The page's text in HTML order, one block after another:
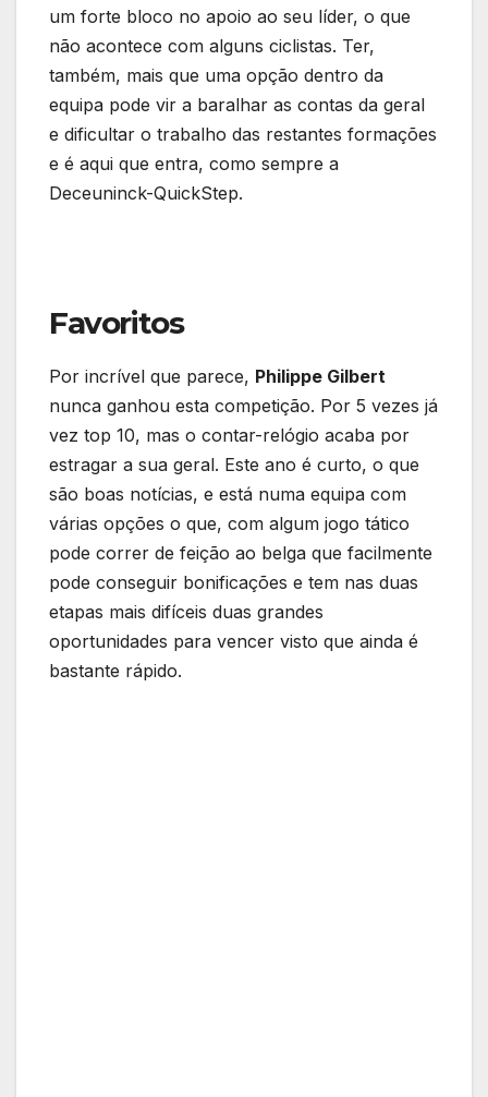
um forte bloco no apoio ao seu líder, o que
não acontece com alguns ciclistas. Ter,
também, mais que uma opção dentro da
equipa pode vir a baralhar as contas da geral
e dificultar o trabalho das restantes formações
e é aqui que entra, como sempre a
Deceuninck-QuickStep.
Favoritos
Por incrível que parece, Philippe Gilbert
nunca ganhou esta competição. Por 5 vezes já
vez top 10, mas o contar-relógio acaba por
estragar a sua geral. Este ano é curto, o que
são boas notícias, e está numa equipa com
várias opções o que, com algum jogo tático
pode correr de feição ao belga que facilmente
pode conseguir bonificações e tem nas duas
etapas mais difíceis duas grandes
oportunidades para vencer visto que ainda é
bastante rápido.